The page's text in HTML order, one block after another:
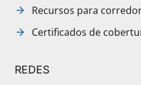
Recursos para
Certificados de
REDES